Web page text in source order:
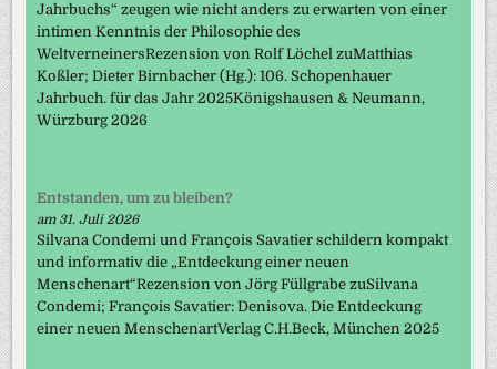
Jahrbuchs“ zeugen wie nicht anders zu erwarten von einer
intimen Kenntnis der Philosophie des
WeltverneinersRezension von Rolf Löchel zuMatthias
Koßler; Dieter Birnbacher (Hg.): 106. Schopenhauer
Jahrbuch. für das Jahr 2025Königshausen & Neumann,
Würzburg 2026
Entstanden, um zu bleiben?
am 31. Juli 2026
Silvana Condemi und François Savatier schildern kompakt
und informativ die „Entdeckung einer neuen
Menschenart“Rezension von Jörg Füllgrabe zuSilvana
Condemi; François Savatier: Denisova. Die Entdeckung
einer neuen MenschenartVerlag C.H.Beck, München 2025